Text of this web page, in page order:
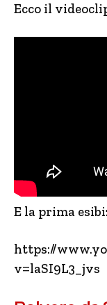
Ecco il
E la prima
https://
v=laSI9L3_jvs